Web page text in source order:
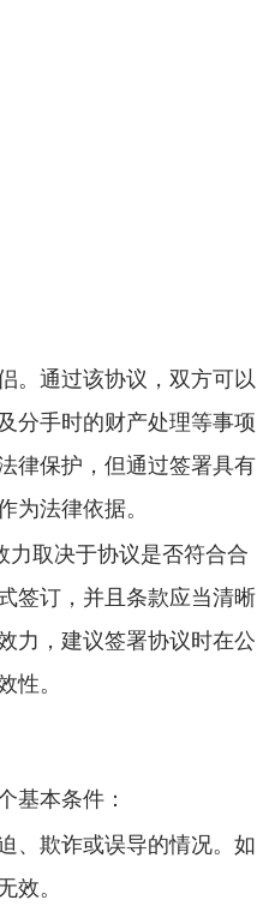
。通过该协议，双方可以
分手时的财产处理等事项
律保护，但通过签署具有
为法律依据。
力取决于协议是否符合合
签订，并且条款应当清晰
力，建议签署协议时在公
性。
基本条件：
、欺诈或误导的情况。如
效。